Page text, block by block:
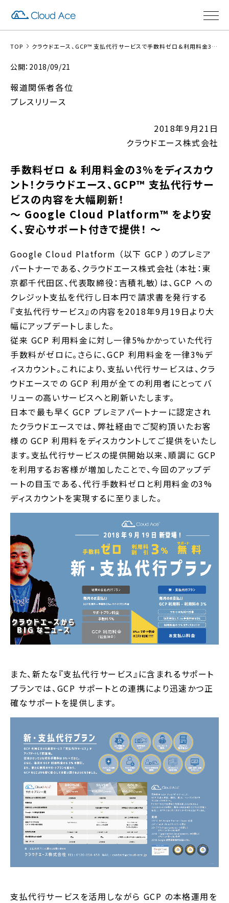
TOP クラウドエース、GCP™️ 支払代行サービスで手数料ゼロ&利用料金3%ディスカウントを導入決定
公開：2018/09/21
報道関係者各位
プレスリリース
2018年9月21日
クラウドエース株式会社
手数料ゼロ & 利用料金の3%をディスカウ
ント！クラウドエース、GCP™️ 支払代行サー
ビスの内容を大幅刷新！
～ Google Cloud Platform™️ をより安
く、安心サポート付きで提供！ ～
Google Cloud Platform （以下 GCP ）のプレミア
パートナーである、クラウドエース株式会社（本社：東
京都千代田区、代表取締役：吉積礼敏）は、GCP への
クレジット支払を代行し日本円で請求書を発行する
『支払代行サービス』の内容を2018年9月19日より大
幅にアップデートしました。
従来 GCP 利用料金に対し一律5%かかっていた代行
手数料がゼロに。さらに、GCP 利用料金を一律3%デ
ィスカウント。これにより、支払い代行サービスは、クラ
ウドエースでの GCP 利用が全ての利用者にとってバ
リューの高いサービスへと刷新いたします。
日本で最も早く GCP プレミアパートナーに認定され
たクラウドエースでは、弊社経由でご契約頂いたお客
様の GCP 利用料をディスカウントしてご提供をいたし
ます。支払代行サービスの提供開始以来、順調に GCP
を利用するお客様が増加したことで、今回のアップデ
ートの目玉である、代行手数料ゼロと利用料金の3%
ディスカウントを実現するに至りました。
また、新たな『支払代行サービス』に含まれるサポート
プランでは、GCP サポートとの連携により迅速かつ正
確なサポートを提供します。
支払代行サービスを活用しながら GCP の本格運用を